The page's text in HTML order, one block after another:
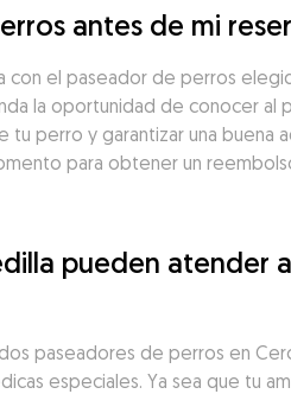
antes de mi
con el paseador de perros
la oportunidad de conocer al
perro y garantizar una buena
para obtener un
pueden atender
paseadores de perros en
especiales. Ya sea que tu